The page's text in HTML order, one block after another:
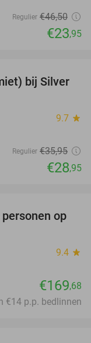
Regulier €46,50
€23,95
19%
bij Silver
9.7 star
Regulier €35,95
€28,95
op
9.4 star
€169,68
€14 p.p. bedlinnen